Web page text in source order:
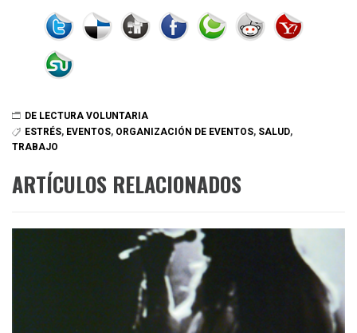
DE LECTURA VOLUNTARIA
ESTRÉS, EVENTOS, ORGANIZACIÓN DE EVENTOS, SALUD,
TRABAJO
ARTÍCULOS RELACIONADOS